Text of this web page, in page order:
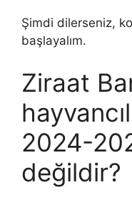
Şimdi dilerseniz,
başlayalım.
Ziraat
2024-
değildir?